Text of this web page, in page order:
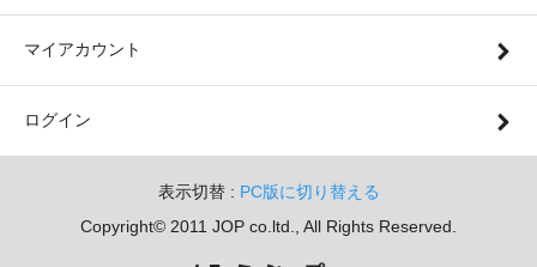
マイアカウント
ログイン
表示切替 : PC版に切り替える
Copyright© 2011 JOP co.ltd., All Rights Reserved.